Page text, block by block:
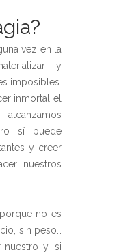
vez en la
y
imposibles.
inmortal el
sí puede
y creer
nuestros
no es
sin peso…
nuestro y, si